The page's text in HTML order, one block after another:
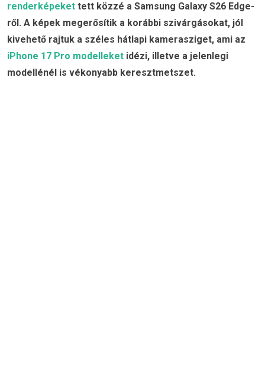
renderképeket tett közzé a Samsung Galaxy S26 Edge-
ről. A képek megerősítik a korábbi szivárgásokat, jól
kivehető rajtuk a széles hátlapi kamerasziget, ami az
iPhone 17 Pro modelleket idézi, illetve a jelenlegi
modellénél is vékonyabb keresztmetszet.